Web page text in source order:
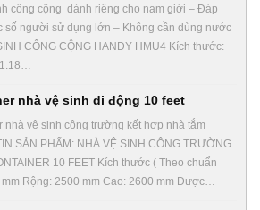
công cộng dành riêng cho nam giới – Đáp
số người sử dụng lớn – Không cần dùng nước
CÔNG CỘNG HANDY HMU4 Kích thước:
nhà vệ sinh di động 10 feet
nhà vệ sinh công trường kết hợp nhà tắm
SẢN PHẨM: NHÀ VỆ SINH CÔNG TRƯỜNG
10 FEET Kích thước ( Theo chuẩn
mm Rộng: 2500 mm Cao: 2600 mm Được…